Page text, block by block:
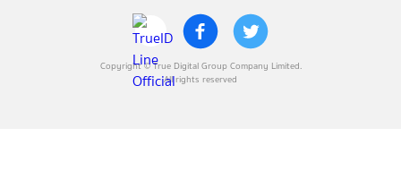
Copyright © True Digital Group Company Limited.
All rights reserved